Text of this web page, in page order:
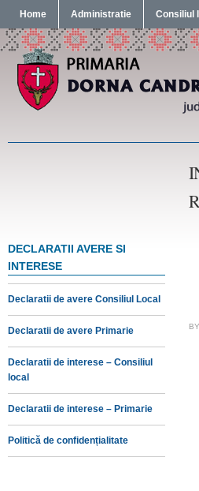
Home Administratie Consiliul
DECLARATII AVERE SI
INTERESE
Declaratii de avere Consiliul Local
Declaratii de avere Primarie
Declaratii de interese – Consiliul
local
Declaratii de interese – Primarie
Politică de confidențialitate
BY